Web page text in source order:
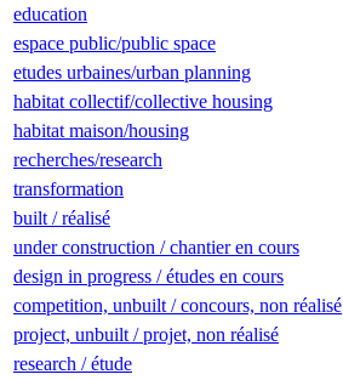
education
espace public/public space
etudes urbaines/urban planning
habitat collectif/collective housing
habitat maison/housing
recherches/research
transformation
built / réalisé
under construction / chantier en cours
design in progress / études en cours
competition, unbuilt / concours, non réalisé
project, unbuilt / projet, non réalisé
research / étude